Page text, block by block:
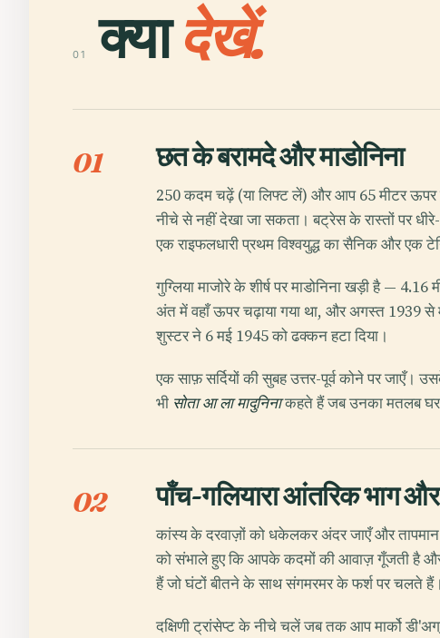
01 क्यादेखें.
01 छत के बरामदे और माडोनिना
250 कदम चढ़ें (या लिफ्ट लें) और आप 65 मीटर ऊपर
नीचे से नहीं देखा जा सकता। बट्रेस के रास्तों पर
एक राइफलधारी प्रथम विश्वयुद्ध का सैनिक और एक
गुग्लिया माजोरे के शीर्ष पर माडोनिना खड़ी है —
अंत में वहाँ ऊपर चढ़ाया गया था, और अगस्त 1939
शुस्टर ने 6 मई 1945 को ढक्कन हटा दिया।
एक साफ़ सर्दियों की सुबह उत्तर-पूर्व कोने पर जाएँ।
भी सोता आ ला मादुनिनाकहते हैं जब उनका मतलब घर
02 पाँच-गलियारा आंतरिक भाग और
कांस्य के दरवाज़ों को धकेलकर अंदर जाएँ और
को संभाले हुए कि आपके कदमों की आवाज़ गूँजती है
हैं जो घंटों बीतने के साथ संगमरमर के फर्श पर चलते हैं।
दक्षिणी ट्रांसेप्ट के नीचे चलें जब तक आप मार्को